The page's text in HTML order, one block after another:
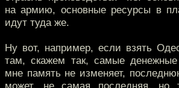
на армию, основные ресурсы в
идут туда же.
Ну вот, например, если взять
там, скажем так, самые
мне память не изменяет,